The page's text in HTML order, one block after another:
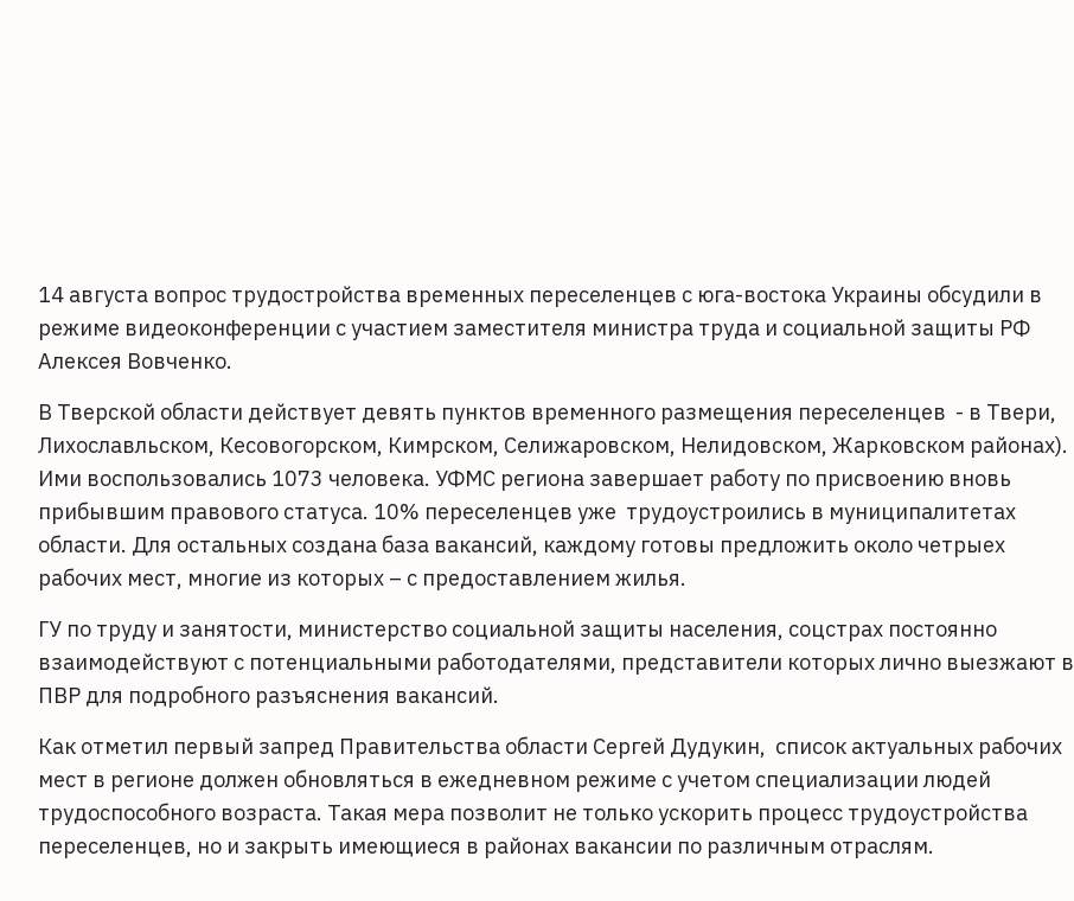
14 августа вопрос трудостройства временных переселенцев с юга-востока Украины обсудили в
режиме видеоконференции с участием заместителя министра труда и социальной защиты РФ
Алексея Вовченко.
В Тверской области действует девять пунктов временного размещения переселенцев - в Твери,
Лихославльском, Кесовогорском, Кимрском, Селижаровском, Нелидовском, Жарковском районах).
Ими воспользовались 1073 человека. УФМС региона завершает работу по присвоению вновь
прибывшим правового статуса. 10% переселенцев уже трудоустроились в муниципалитетах
области. Для остальных создана база вакансий, каждому готовы предложить около четрыех
рабочих мест, многие из которых – с предоставлением жилья.
ГУ по труду и занятости, министерство социальной защиты населения, соцстрах постоянно
взаимодействуют с потенциальными работодателями, представители которых лично выезжают в
ПВР для подробного разъяснения вакансий.
Как отметил первый запред Правительства области Сергей Дудукин, список актуальных рабочих
мест в регионе должен обновляться в ежедневном режиме с учетом специализации людей
трудоспособного возраста. Такая мера позволит не только ускорить процесс трудоустройства
переселенцев, но и закрыть имеющиеся в районах вакансии по различным отраслям.